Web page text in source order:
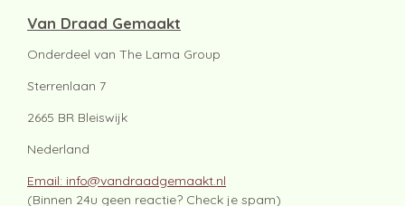
Van Draad Gemaakt
Onderdeel van The Lama Group
Sterrenlaan 7
2665 BR Bleiswijk
Nederland
Email: info@vandraadgemaakt.nl
(Binnen 24u geen reactie? Check je spam)